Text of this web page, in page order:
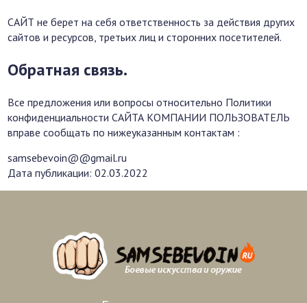
САЙТ не берет на себя ответственность за действия других
сайтов и ресурсов, третьих лиц и сторонних посетителей.
Обратная связь.
Все предложения или вопросы относительно Политики
конфиденциальности САЙТА КОМПАНИИ ПОЛЬЗОВАТЕЛЬ
вправе сообщать по нижеуказанным контактам :
samsebevoin@@gmail.ru
Дата публикации: 02.03.2022